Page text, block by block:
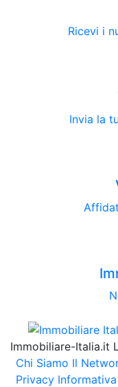
Ricevi i
Invia la
Immobiliare-Italia.it
Chi Siamo Il
Privacy